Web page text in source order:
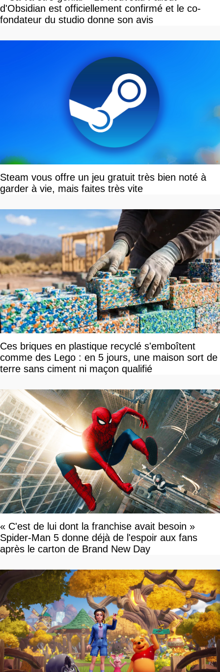
d'Obsidian est officiellement confirmé et le co-
fondateur du studio donne son avis
Steam vous offre un jeu gratuit très bien noté à
garder à vie, mais faites très vite
Ces briques en plastique recyclé s'emboîtent
comme des Lego : en 5 jours, une maison sort de
terre sans ciment ni maçon qualifié
« C'est de lui dont la franchise avait besoin »
Spider-Man 5 donne déjà de l'espoir aux fans
après le carton de Brand New Day